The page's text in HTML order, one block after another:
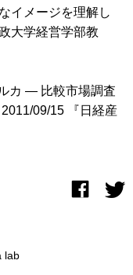
イメージを理解し
大学経営学部教
カ ― 比較市場調査
09/15 『日経産
lab